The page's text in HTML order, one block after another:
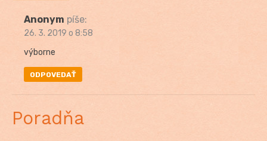
Anonym píše:
26. 3. 2019 o 8:58
výborne
ODPOVEDAŤ
Poradňa